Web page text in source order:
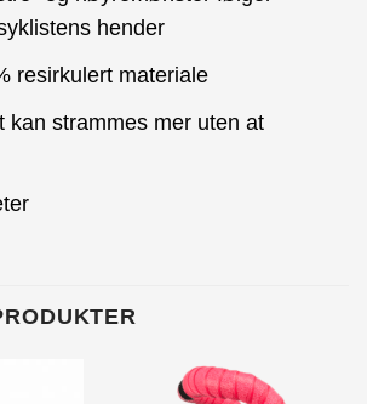
hender
resirkulert materiale
kan strammes mer uten at